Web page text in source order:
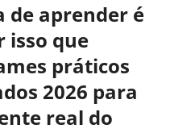
de aprender é
isso que
práticos
2026 para
real do